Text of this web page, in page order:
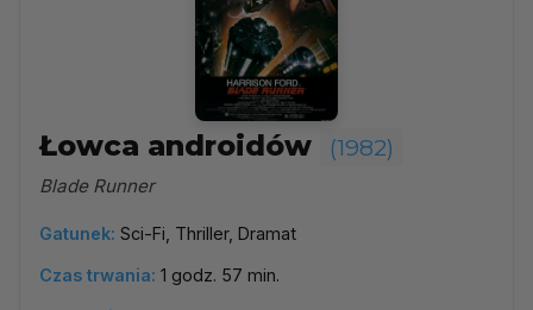
Łowca androidów (1982)
Blade Runner
Gatunek: Sci-Fi, Thriller, Dramat
Czas trwania: 1 godz. 57 min.